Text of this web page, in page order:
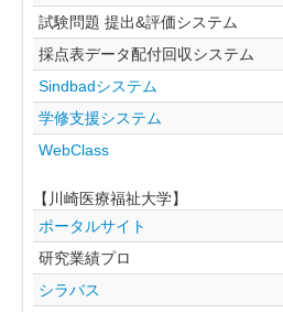
試験問題 提出&評価システム
採点表データ配付回収システム
Sindbadシステム
学修支援システム
WebClass
【川崎医療福祉大学】
ポータルサイト
研究業績プロ
シラバス